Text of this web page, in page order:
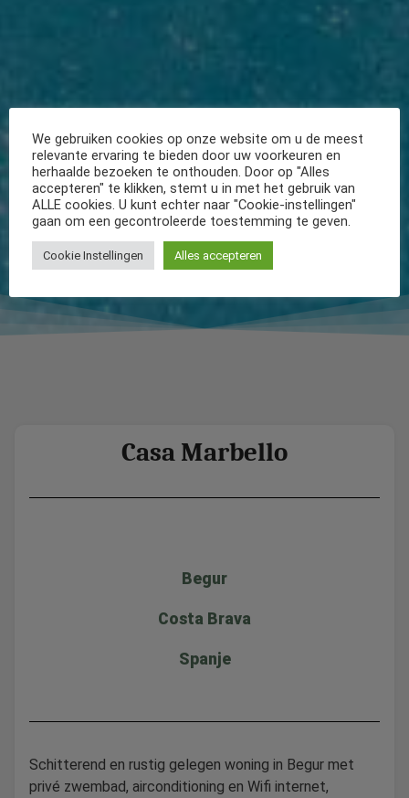
Casa Marbello
Begur
Costa Brava
Spanje
Schitterend en rustig gelegen woning in Begur met
privé zwembad, airconditioning en Wifi internet,
We gebruiken cookies op onze website om u de meest
relevante ervaring te bieden door uw voorkeuren en
herhaalde bezoeken te onthouden. Door op "Alles
accepteren" te klikken, stemt u in met het gebruik van
ALLE cookies. U kunt echter naar "Cookie-instellingen"
gaan om een gecontroleerde toestemming te geven.
Cookie Instellingen Alles accepteren